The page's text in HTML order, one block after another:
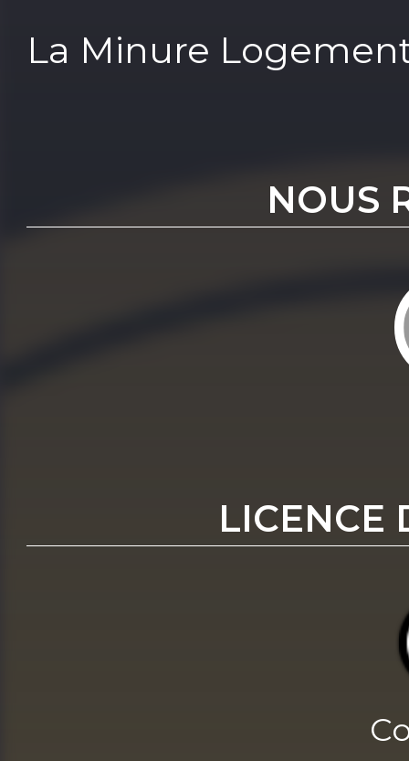
La Minure
NOUS
LICENCE